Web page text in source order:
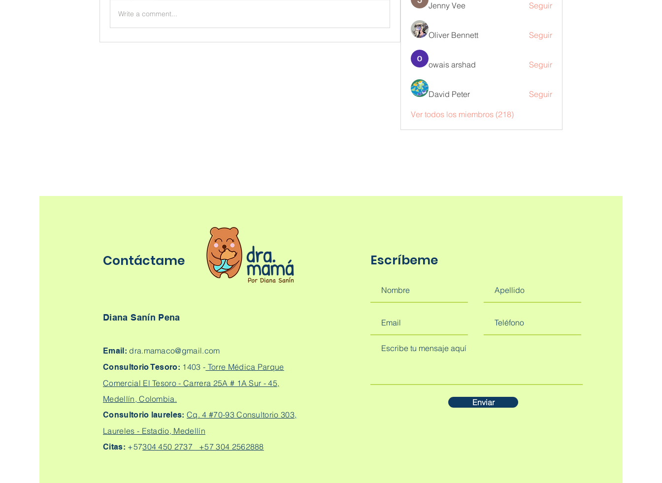
Write a comment...
Jenny Vee Seguir
Oliver Bennett Seguir
owais arshad Seguir
David Peter Seguir
Ver todos los miembros (218)
Contáctame
Diana Sanín Pena
Email: dra.mamaco@gmail.com
Consultorio Tesoro: 1403 - Torre Médica Parque
Comercial El Tesoro - Carrera 25A # 1A Sur - 45,
Medellín, Colombia.
Consultorio laureles:Cq. 4 #70-93 Consultorio 303,
Laureles - Estadio, Medellín
Citas: +57304 450 2737 +57 304 2562888
Escríbeme
Enviar